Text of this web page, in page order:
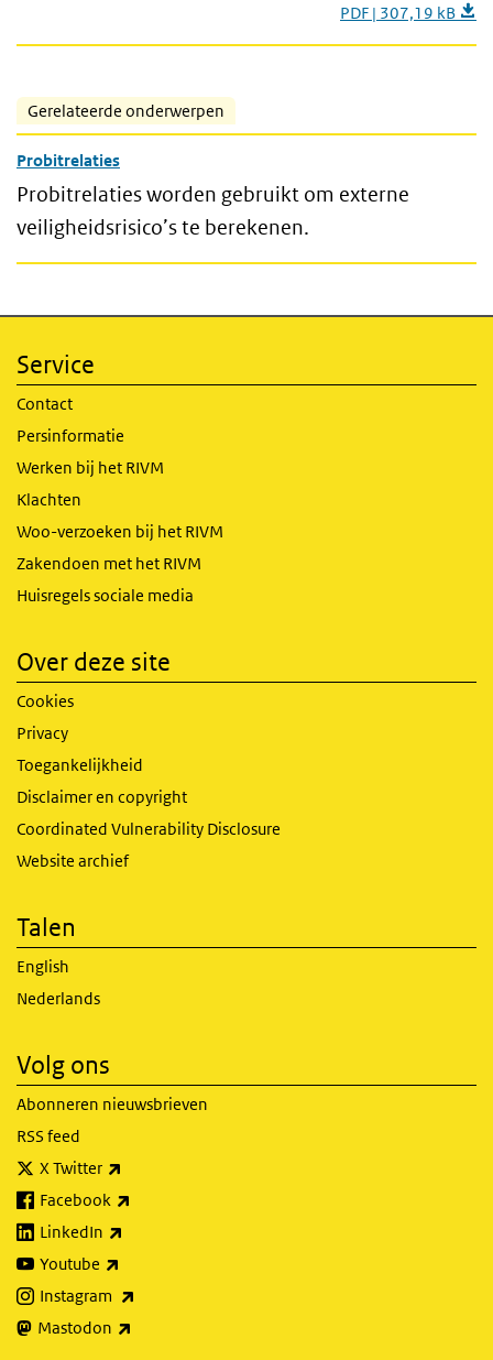
PDF | 307,19 kB
Gerelateerde onderwerpen
Probitrelaties
Probitrelaties worden gebruikt om externe
veiligheidsrisico’s te berekenen.
Service
Contact
Persinformatie
Werken bij het RIVM
Klachten
Woo-verzoeken bij het RIVM
Zakendoen met het RIVM
Huisregels sociale media
Over deze site
Cookies
Privacy
Toegankelijkheid
Disclaimer en copyright
Coordinated Vulnerability Disclosure
Website archief
Talen
English
Nederlands
Volg ons
Abonneren nieuwsbrieven
RSS feed
X Twitter
Facebook
LinkedIn
Youtube
Instagram
Mastodon